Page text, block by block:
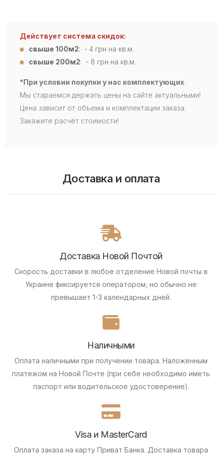
Действует система скидок:
свыше 100м2: - 4 грн на кв.м.
свыше 200м2: - 8 грн на кв.м.
*При условии покупки у нас комплектующих.
Мы стараемся держать цены на сайте актуальными!
Цена зависит от объема и комплектации заказа.
Закажите расчёт стоимости!
Доставка и оплата
Доставка Новой Почтой
Скорость доставки в любое отделение Новой почты в
Украине фиксируется оператором, но обычно не
превышает 1-3 календарных дней.
Наличными
Оплата наличными при получении товара. Наложенным
платежом на Новой Почте (при себе необходимо иметь
паспорт или водительское удостоверение).
Visa и MasterCard
Оплата заказа на карту Приват Банка. Доставка товара